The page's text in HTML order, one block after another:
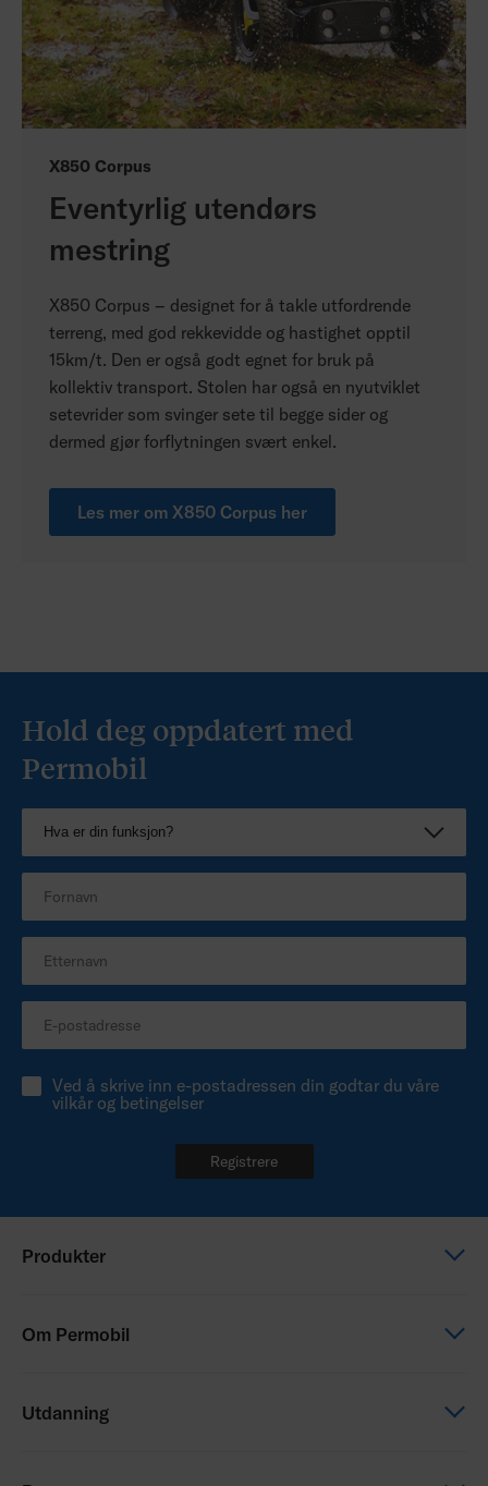
X850 Corpus
Eventyrlig utendørs
mestring
X850 Corpus – designet for å takle utfordrende
terreng, med god rekkevidde og hastighet opptil
15km/t. Den er også godt egnet for bruk på
kollektiv transport. Stolen har også en nyutviklet
setevrider som svinger sete til begge sider og
dermed gjør forflytningen svært enkel.
Les mer om X850 Corpus her
Hold deg oppdatert med
Permobil
Ved å skrive inn e-postadressen din godtar du våre
vilkår og betingelser
Registrere
Produkter
Om Permobil
Utdanning